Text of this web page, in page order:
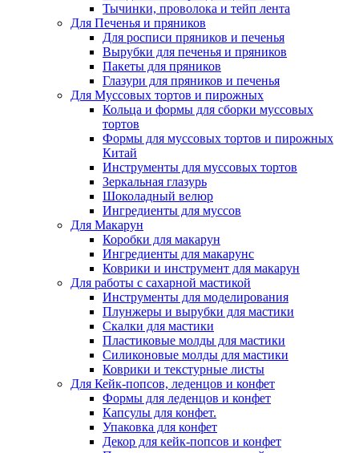
Тычинки, проволока и тейп лента
Для Печенья и пряников
Для росписи пряников и печенья
Вырубки для печенья и пряников
Пакеты для пряников
Глазури для пряников и печенья
Для Муссовых тортов и пирожных
Кольца и формы для сборки муссовых
тортов
Формы для муссовых тортов и пирожных
Китай
Инструменты для муссовых тортов
Зеркальная глазурь
Шоколадный велюр
Ингредиенты для муссов
Для Макарун
Коробки для макарун
Ингредиенты для макарунс
Коврики и инструмент для макарун
Для работы с сахарной мастикой
Инструменты для моделирования
Плунжеры и вырубки для мастики
Скалки для мастики
Пластиковые молды для мастики
Силиконовые молды для мастики
Коврики и текстурные листы
Для Кейк-попсов, леденцов и конфет
Формы для леденцов и конфет
Капсулы для конфет.
Упаковка для конфет
Декор для кейк-попсов и конфет